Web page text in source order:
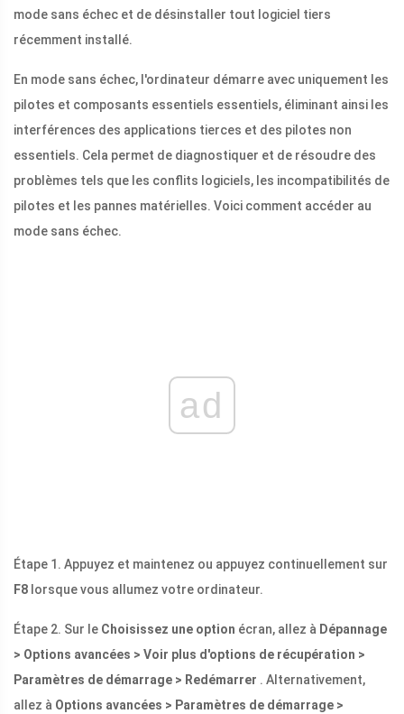
mode sans échec et de désinstaller tout logiciel tiers
récemment installé.
En mode sans échec, l'ordinateur démarre avec uniquement les
pilotes et composants essentiels essentiels, éliminant ainsi les
interférences des applications tierces et des pilotes non
essentiels. Cela permet de diagnostiquer et de résoudre des
problèmes tels que les conflits logiciels, les incompatibilités de
pilotes et les pannes matérielles. Voici comment accéder au
mode sans échec.
ad
Étape 1. Appuyez et maintenez ou appuyez continuellement sur
F8 lorsque vous allumez votre ordinateur.
Étape 2. Sur le Choisissez une option écran, allez à Dépannage
> Options avancées > Voir plus d'options de récupération >
Paramètres de démarrage > Redémarrer . Alternativement,
allez à Options avancées > Paramètres de démarrage >